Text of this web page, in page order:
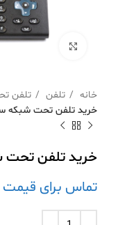
برای
خانه تلفن تلفن
خرید تلفن تحت شبکه
خرید تلفن تحت
تماس برای قیمت